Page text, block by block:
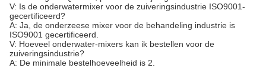
V: Is de onderwatermixer voor de zuiveringsindustrie ISO9001-
gecertificeerd?
A: Ja, de onderzeese mixer voor de behandeling industrie is
ISO9001 gecertificeerd.
V: Hoeveel onderwater-mixers kan ik bestellen voor de
zuiveringsindustrie?
A: De minimale bestelhoeveelheid is 2.